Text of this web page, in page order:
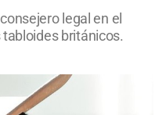
legal en el
británicos.